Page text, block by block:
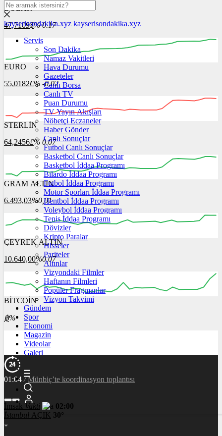
DOLAR
47,7109$% 0.17
00:00 00:00
EURO
55,0182€% -0.02
00:00 00:00 00:00
STERLİN
64,2456£% 0.07
00:00 00:00 00:00 00:00
GRAM ALTIN
6.493,03%0,01
00:00
ÇEYREK ALTIN
10.640,00%0,07
00:00 00:00
BİTCOİN
฿%
kayserisondakika.xyz kayserisondakika.xyz
Servis
Son Dakika
Namaz Vakitleri
Hava Durumu
Gazeteler
Canlı Borsa
Canlı TV
Puan Durumu
TV Yayın Akışları
Nöbetçi Eczaneler
Haber Gönder
Canlı Sonuçlar
Futbol Canlı Sonuçlar
Basketbol Canlı Sonuçlar
Basketbol İddaa Programı
Bilardo İddaa Programı
Futbol İddaa Programı
Motor Sporları İddaa Programı
Hentbol İddaa Programı
Voleybol İddaa Programı
Tenis İddaa Programı
Dövizler
Kripto Paralar
Hisseler
Pariteler
Altınlar
Vizyondaki Filmler
Haftanın Filmleri
Popüler Fragmanlar
Vizyon Takvimi
Gündem
Spor
Ekonomi
Magazin
Videolar
Galeri
01:04 / Münbiç’te koordinasyon toplantısı
İmsak Vakti
02:00
İstanbul AÇIK 30°